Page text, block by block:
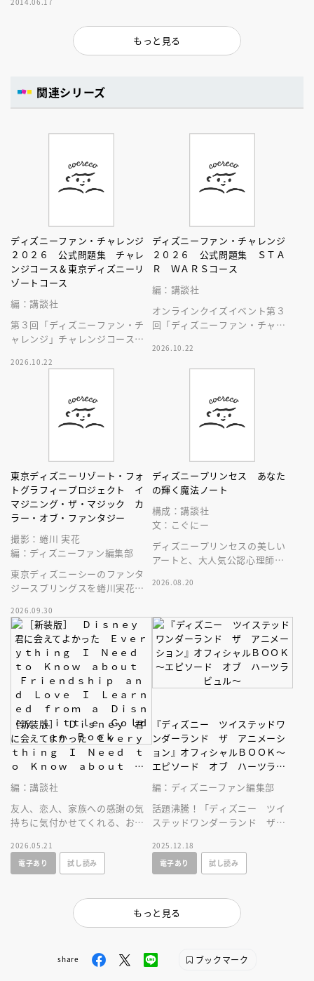
っとあなたの中のプリンセスに
もっと見る
関連シリーズ
ディズニーファン・チャレンジ
２０２６ 公式問題集 チャレ
ンジコース＆東京ディズニーリ
ゾートコース
編：講談社
第３回「ディズニーファン・チ
ャレンジ」チャレンジコース＆
のすべての問題、答えと解説を
2026.10.22
ディズニーファン・チャレンジ
２０２６ 公式問題集 ＳＴＡ
Ｒ ＷＡＲＳコース
編：講談社
オンラインクイズイベント第３
回「ディズニーファン・チャレ
スの問題、答えと解説を収録し
た本です！
2026.10.22
東京ディズニーリゾート・フォ
トグラフィープロジェクト イ
マジニング・ザ・マジック カ
ラー・オブ・ファンタジー
撮影：蜷川 実花
編：ディズニーファン編集部
東京ディズニーシーのファンタ
ジースプリングスを蜷川実花が
2026.09.30
ディズニープリンセス あなた
の輝く魔法ノート
構成：講談社
文：こぐにー
ディズニープリンセスの美しい
アートと、大人気公認心理師に
容ジャーナル・ワークブックの
2026.08.20
［新装版］ Ｄｉｓｎｅｙ 君
に会えてよかった Ｅｖｅｒｙ
ｔｈｉｎｇ Ｉ Ｎｅｅｄ ｔ
ｏ Ｋｎｏｗ ａｂｏｕｔ Ｆ
ｒｉｅｎｄｓｈｉｐ ａｎｄ
Ｌｏｖｅ Ｉ Ｌｅａｒｎｅ
ｄ ｆｒｏｍ ａ Ｄｉｓｎｅ
ｙ Ｌｉｔｔｌｅ Ｇｏｌｄｅ
編：講談社
友人、恋人、家族への感謝の気
持ちに気付かせてくれる、お守
ｎｅｙ 君に会えてよかった」
の新装版。
2026.05.21
電子あり
試し読み
『ディズニー ツイステッドワ
ンダーランド ザ アニメーシ
ョン』オフィシャルＢＯＯＫ～
エピソード オブ ハーツラビ
ュル～
編：ディズニーファン編集部
話題沸騰！「ディズニー ツイ
ステッドワンダーランド ザ
ク！ ボイスキャストインタビ
ュー大充実！
2025.12.18
電子あり
試し読み
もっと見る
share ブックマーク